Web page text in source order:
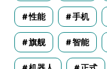
性能 手机
旗舰 智能